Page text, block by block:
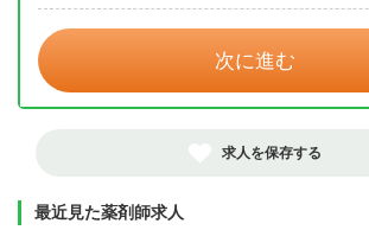
次に進む
求人を保存する
最近見た薬剤師求人